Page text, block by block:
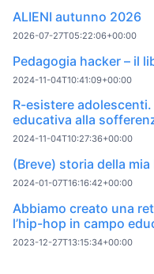
ALIENI autunno 2026
2026-07-27T05:22:06+00:00
Pedagogia hacker – il
2024-11-04T10:41:09+00:00
R-esistere
educativa alla
2024-11-04T10:27:36+00:00
(Breve) storia della
2024-01-07T16:16:42+00:00
Abbiamo creato una
l’hip-hop in campo
2023-12-27T13:15:34+00:00